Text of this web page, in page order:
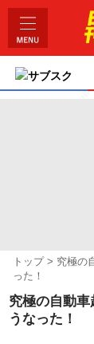
サブスク
トップ
究極の
った！
究極の自動車
うなった！